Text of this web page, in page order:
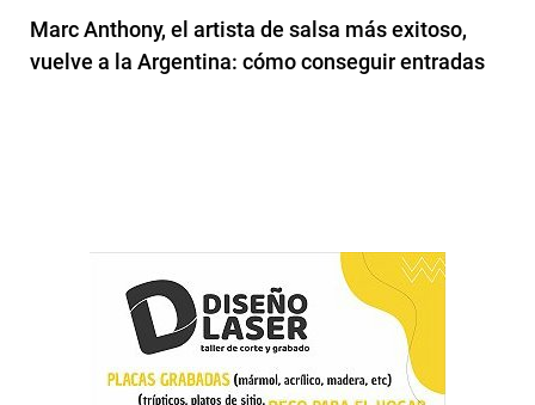
Marc Anthony, el artista de salsa más exitoso,
vuelve a la Argentina: cómo conseguir entradas